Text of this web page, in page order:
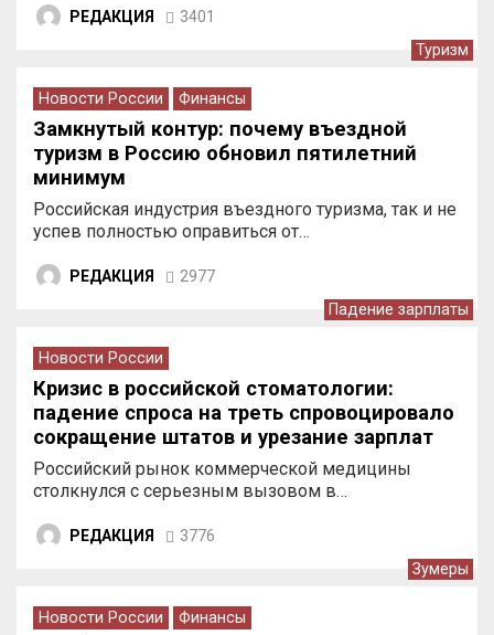
РЕДАКЦИЯ 3401
Туризм
Новости России Финансы
Замкнутый контур: почему въездной
туризм в Россию обновил пятилетний
минимум
Российская индустрия въездного туризма, так и не
успев полностью оправиться от…
РЕДАКЦИЯ 2977
Падение зарплаты
Новости России
Кризис в российской стоматологии:
падение спроса на треть спровоцировало
сокращение штатов и урезание зарплат
врачей
Российский рынок коммерческой медицины
столкнулся с серьезным вызовом в…
РЕДАКЦИЯ 3776
Зумеры
Новости России Финансы